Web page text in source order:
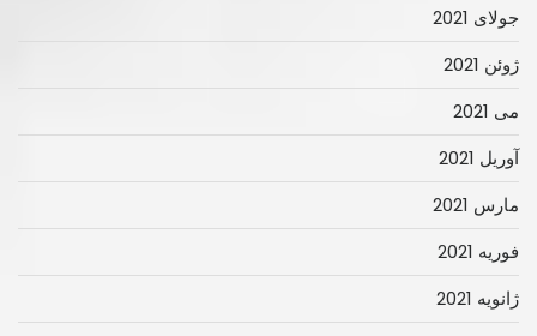
جولای 2021
ژوئن 2021
می 2021
آوریل 2021
مارس 2021
فوریه 2021
ژانویه 2021